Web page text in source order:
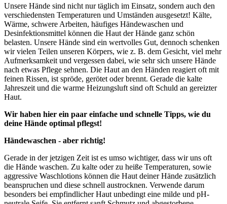
Unsere Hände sind nicht nur täglich im Einsatz, sondern auch den
verschiedensten Temperaturen und Umständen ausgesetzt! Kälte,
Wärme, schwere Arbeiten, häufiges Händewaschen und
Desinfektionsmittel können die Haut der Hände ganz schön
belasten. Unsere Hände sind ein wertvolles Gut, dennoch schenken
wir vielen Teilen unseren Körpers, wie z. B. dem Gesicht, viel mehr
Aufmerksamkeit und vergessen dabei, wie sehr sich unsere Hände
nach etwas Pflege sehnen. Die Haut an den Händen reagiert oft mit
feinen Rissen, ist spröde, gerötet oder brennt. Gerade die kalte
Jahreszeit und die warme Heizungsluft sind oft Schuld an gereizter
Haut.
Wir haben hier ein paar einfache und schnelle Tipps, wie du
deine Hände optimal pflegst!
Händewaschen - aber richtig!
Gerade in der jetzigen Zeit ist es umso wichtiger, dass wir uns oft
die Hände waschen. Zu kalte oder zu heiße Temperaturen, sowie
aggressive Waschlotions können die Haut deiner Hände zusätzlich
beanspruchen und diese schnell austrocknen. Verwende darum
besonders bei empfindlicher Haut unbedingt eine milde und pH-